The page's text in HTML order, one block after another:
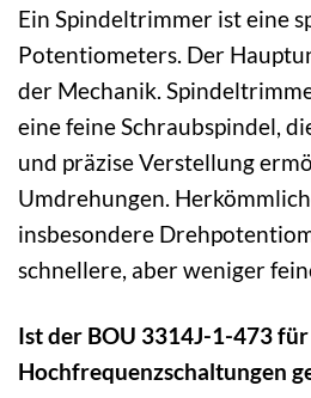
Ein Spindeltrimmer ist eine
Potentiometers. Der
der Mechanik.
eine feine Schraubspindel,
und präzise Verstellung
Umdrehungen.
insbesondere
schnellere, aber weniger
Ist der BOU 3314J-1-473
Hochfrequenzschaltungen